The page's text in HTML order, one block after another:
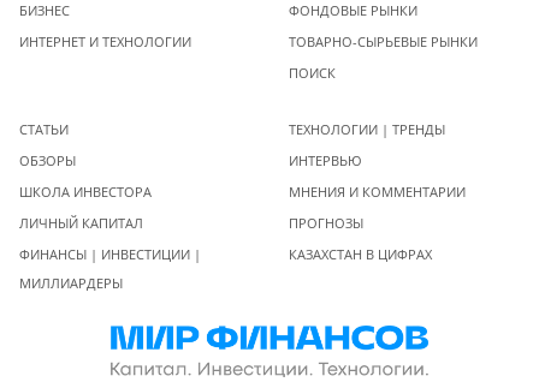
БИЗНЕС
ИНТЕРНЕТ И ТЕХНОЛОГИИ
ФОНДОВЫЕ РЫНКИ
ТОВАРНО-СЫРЬЕВЫЕ РЫНКИ
ПОИСК
СТАТЬИ
ОБЗОРЫ
ШКОЛА ИНВЕСТОРА
ЛИЧНЫЙ КАПИТАЛ
ФИНАНСЫ | ИНВЕСТИЦИИ |
МИЛЛИАРДЕРЫ
ТЕХНОЛОГИИ | ТРЕНДЫ
ИНТЕРВЬЮ
МНЕНИЯ И КОММЕНТАРИИ
ПРОГНОЗЫ
КАЗАХСТАН В ЦИФРАХ